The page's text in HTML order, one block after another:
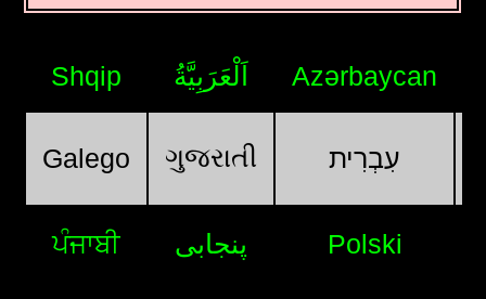
Shqip اَلْعَرَبِيَّةُ Azərbaycan
Galego ગુજરાતી עִבְרִית
ਪੰਜਾਬੀ پنجابی Polski